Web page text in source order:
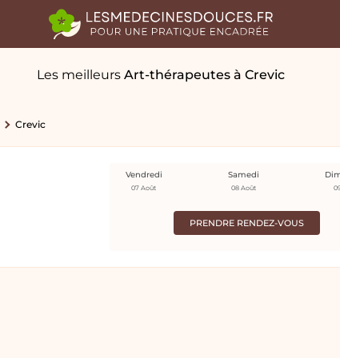
Les meilleurs Art-thérapeutes à Crevic
Crevic
PRENDRE RENDEZ-VOUS
Vendredi
07 Août
Samedi
08 Août